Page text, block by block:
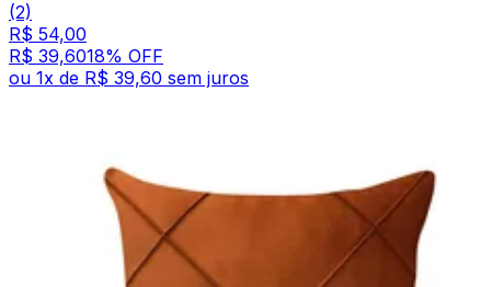
(2)
R$ 54,00
R$ 39,6018% OFF
ou 1x de R$ 39,60 sem juros